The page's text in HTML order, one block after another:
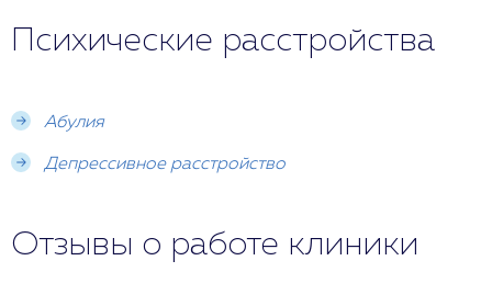
Психические расстройства
Абулия
Депрессивное расстройство
Отзывы о работе клиники